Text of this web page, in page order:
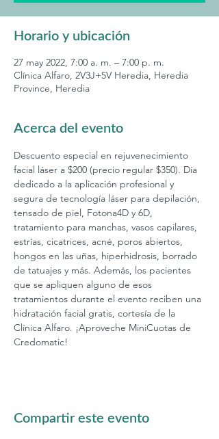
Horario y ubicación
27 may 2022, 7:00 a. m. – 7:00 p. m.
Clínica Alfaro, 2V3J+5V Heredia, Heredia
Province, Heredia
Acerca del evento
Descuento especial en rejuvenecimiento
facial láser a $200 (precio regular $350). Día
dedicado a la aplicación profesional y
segura de tecnología láser para depilación,
tensado de piel, Fotona4D y 6D,
tratamiento para manchas, vasos capilares,
estrías, cicatrices, acné, poros abiertos,
hongos en las uñas, hiperhidrosis, borrado
de tatuajes y más. Además, los pacientes
que se apliquen alguno de esos
tratamientos durante el evento reciben una
hidratación facial gratis, cortesía de la
Clínica Alfaro. ¡Aproveche MiniCuotas de
Credomatic!
Compartir este evento